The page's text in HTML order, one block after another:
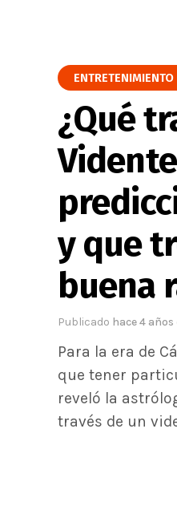
ENTRETENIMIENTO
¿Qué
y que
buena
Publicado hace 4 años
Para la era de
que tener
reveló la
través de un